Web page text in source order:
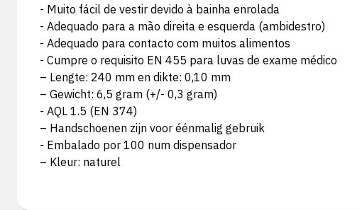
- Muito fácil de vestir devido à bainha enrolada
- Adequado para a mão direita e esquerda (ambidestro)
- Adequado para contacto com muitos alimentos
- Cumpre o requisito EN 455 para luvas de exame médico
– Lengte: 240 mm en dikte: 0,10 mm
– Gewicht: 6,5 gram (+/- 0,3 gram)
- AQL 1.5 (EN 374)
– Handschoenen zijn voor éénmalig gebruik
- Embalado por 100 num dispensador
– Kleur: naturel